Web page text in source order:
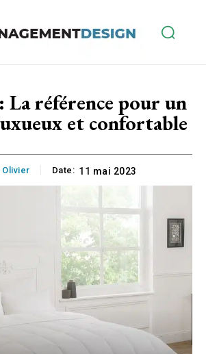
référence pour un
et confortable
Olivier Date: 11 mai 2023